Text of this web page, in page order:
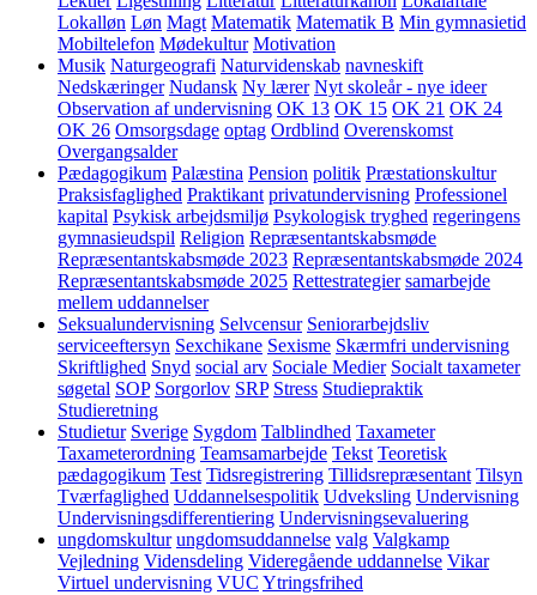
Lokalløn Løn Magt Matematik Matematik B Min gymnasietid
Mobiltelefon Mødekultur Motivation
Musik Naturgeografi Naturvidenskab navneskift
Nedskæringer Nudansk Ny lærer Nyt skoleår - nye ideer
Observation af undervisning OK 13 OK 15 OK 21 OK 24
OK 26 Omsorgsdage optag Ordblind Overenskomst
Overgangsalder
Pædagogikum Palæstina Pension politik Præstationskultur
Praksisfaglighed Praktikant privatundervisning Professionel
kapital Psykisk arbejdsmiljø Psykologisk tryghed regeringens
gymnasieudspil Religion Repræsentantskabsmøde
Repræsentantskabsmøde 2023 Repræsentantskabsmøde 2024
Repræsentantskabsmøde 2025 Rettestrategier samarbejde
mellem uddannelser
Seksualundervisning Selvcensur Seniorarbejdsliv
serviceeftersyn Sexchikane Sexisme Skærmfri undervisning
Skriftlighed Snyd social arv Sociale Medier Socialt taxameter
søgetal SOP Sorgorlov SRP Stress Studiepraktik
Studieretning
Studietur Sverige Sygdom Talblindhed Taxameter
Taxameterordning Teamsamarbejde Tekst Teoretisk
pædagogikum Test Tidsregistrering Tillidsrepræsentant Tilsyn
Tværfaglighed Uddannelsespolitik Udveksling Undervisning
Undervisningsdifferentiering Undervisningsevaluering
ungdomskultur ungdomsuddannelse valg Valgkamp
Vejledning Vidensdeling Videregående uddannelse Vikar
Virtuel undervisning VUC Ytringsfrihed